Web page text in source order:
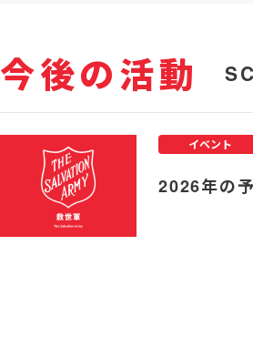
今後の活動
2026年の
イベント